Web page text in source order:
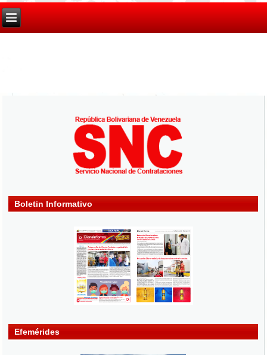
Boletin Informativo
Efemérides